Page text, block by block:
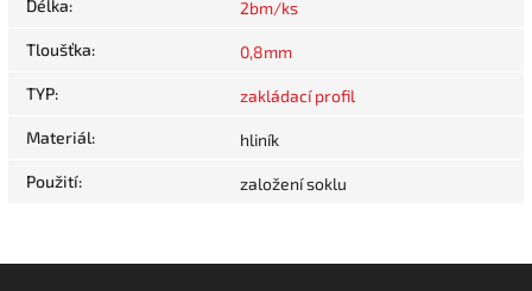
Délka: 2bm/ks
Tloušťka: 0,8mm
TYP: zakládací profil
Materiál: hliník
Použití: založení soklu